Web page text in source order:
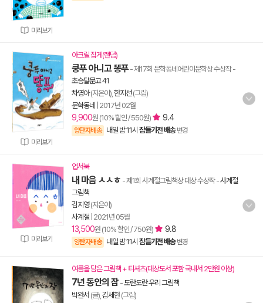
미리보기
미리보기
아크릴 집게(랜덤)
쿵푸 아니고 똥푸- 제17회 문학동네어린이문학상 수상작-
초승달문고 41
차영아(지은이), 한지선(그림)
문학동네
2017년 02월
9,900원 (10% 할인 / 550원) 9.4
양탄자배송 내일 밤 11시 잠들기전 배송 변경
미리보기
엽서북
내 마음 ㅅㅅㅎ - 제1회 사계절그림책상 대상 수상작-사계절
그림책
김지영(지은이)
사계절 2021년 05월
13,500원 (10% 할인 / 750원) 9.8
양탄자배송 내일 밤 11시 잠들기전 배송 변경
여름을 담은 그림책 + 티셔츠(대상도서 포함 국내서 2만원 이상)
7년 동안의 잠 -도란도란 우리 그림책
박완서 (글), 김세현 (그림)